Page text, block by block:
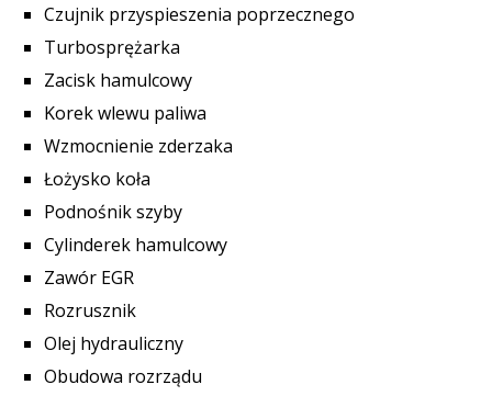
Czujnik przyspieszenia poprzecznego
Turbosprężarka
Zacisk hamulcowy
Korek wlewu paliwa
Wzmocnienie zderzaka
Łożysko koła
Podnośnik szyby
Cylinderek hamulcowy
Zawór EGR
Rozrusznik
Olej hydrauliczny
Obudowa rozrządu